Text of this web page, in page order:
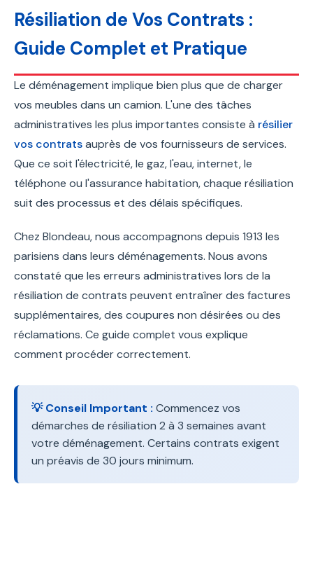
Résiliation de Vos Contrats :
Guide Complet et Pratique
Le déménagement implique bien plus que de charger
vos meubles dans un camion. L'une des tâches
administratives les plus importantes consiste à résilier
vos contratsauprès de vos fournisseurs de services.
Que ce soit l'électricité, le gaz, l'eau, internet, le
téléphone ou l'assurance habitation, chaque résiliation
suit des processus et des délais spécifiques.
Chez Blondeau, nous accompagnons depuis 1913 les
parisiens dans leurs déménagements. Nous avons
constaté que les erreurs administratives lors de la
résiliation de contrats peuvent entraîner des factures
supplémentaires, des coupures non désirées ou des
réclamations. Ce guide complet vous explique
comment procéder correctement.
💡 Conseil Important : Commencez vos
démarches de résiliation 2 à 3 semaines avant
votre déménagement. Certains contrats exigent
un préavis de 30 jours minimum.